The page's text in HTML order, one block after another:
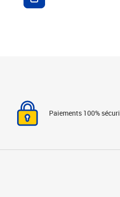
Paiements 100%